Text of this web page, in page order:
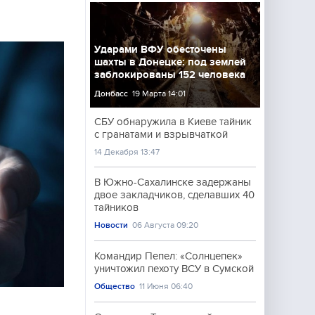
Ударами ВФУ обесточены
шахты в Донецке: под землей
заблокированы 152 человека
Донбасс 19 Марта 14:01
СБУ обнаружила в Киеве тайник
с гранатами и взрывчаткой
14 Декабря 13:47
В Южно-Сахалинске задержаны
двое закладчиков, сделавших 40
тайников
Новости 06 Августа 09:20
Командир Пепел: «Солнцепек»
уничтожил пехоту ВСУ в Сумской
Общество 11 Июня 06:40